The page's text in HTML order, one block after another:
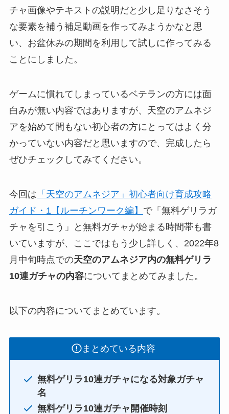
チャ画像やテキストの説明だと少し足りなさそう
な要素を補う補足動画を作ってみようかなと思
い、お盆休みの期間を利用して試しに作ってみる
ことにしました。
ゲームに慣れてしまっているベテランの方には面
白みが無い内容ではありますが、天空のアムネジ
アを始めて間もない初心者の方にとってはよく分
かっていない内容だと思いますので、完成したら
ぜひチェックしてみてください。
今回は 「天空のアムネジア」初心者向け育成攻略
ガイド・1【ルーチンワーク編】 で「無料ゲリラガ
チャを引こう」と無料ガチャが始まる時間帯も書
いていますが、ここではもう少し詳しく、2022年8
月中旬時点での天空のアムネジア内の無料ゲリラ
10連ガチャの内容についてまとめてみました。
以下の内容についてまとめています。
まとめている内容
無料ゲリラ10連ガチャになる対象ガチャ
名
無料ゲリラ10連ガチャ開催時刻